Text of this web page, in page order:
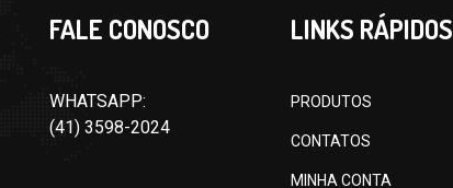
FALE CONOSCO
WHATSAPP:
(41) 3598-2024
LINKS RÁPIDOS
PRODUTOS
CONTATOS
MINHA CONTA